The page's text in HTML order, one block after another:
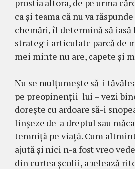
prostia altora, de pe urma
ca și teama că nu va
chemări, îl determină să iasă
strategii articulate parcă de
mei minte nu are, capete și
Nu se mulțumește să-i
pe preopinenții lui – vezi
dorește cu ardoare să-i
linșeze de-a dreptul sau
temniță pe viață. Cum
ajută și nici n-a fost vreo
din curtea școlii, apelează